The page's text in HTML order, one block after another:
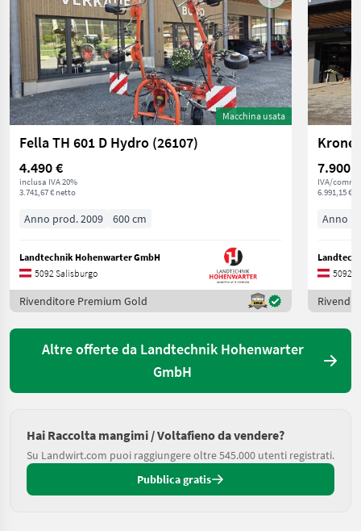
Macchina usata
Fella TH 601 D Hydro (26107)
4.490 €
inclusa IVA 20%
3.741,67 € netto
Anno prod. 2009 600 cm
Landtechnik Hohenwarter GmbH
5092 Salisburgo
Rivenditore Premium Gold
Krone
7.900 €
IVA/
6.991,15 €
Anno
5092
Altre offerte da Landtechnik Hohenwarter
GmbH
Hai Raccolta mangimi / Voltafieno da vendere?
Su Landwirt.com puoi raggiungere oltre 545.000 utenti registrati.
Pubblica gratis